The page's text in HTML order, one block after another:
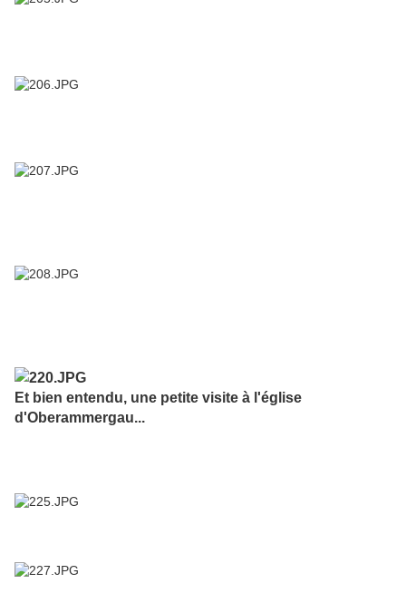
Et bien entendu, une petite visite à l'église
d'Oberammergau...